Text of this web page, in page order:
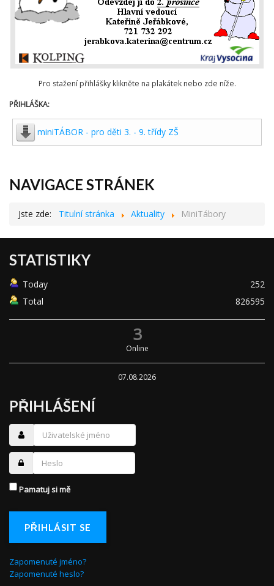
Pro stažení přihlášky klikněte na plakátek nebo zde níže.
PŘIHLÁŠKA:
miniTÁBOR - pro děti 3. - 9. třídy ZŠ
NAVIGACE STRÁNEK
Jste zde: Titulní stránka Aktuality MiniTábory
STATISTIKY
Today
252
Total
826595
3
Online
07.08.2026
PŘIHLÁŠENÍ
Pamatuj si mě
PŘIHLÁSIT SE
Zapomenuté jméno?
Zapomenuté heslo?